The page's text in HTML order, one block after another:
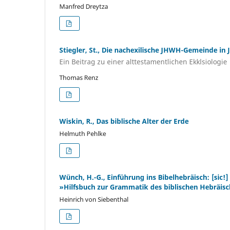
Manfred Dreytza
Stiegler, St., Die nachexilische JHWH-Gemeinde in
Ein Beitrag zu einer alttestamentlichen Ekklsiologie
Thomas Renz
Wiskin, R., Das biblische Alter der Erde
Helmuth Pehlke
Wünch, H.-G., Einführung ins Bibelhebräisch:
»Hilfsbuch zur Grammatik des biblischen
Heinrich von Siebenthal